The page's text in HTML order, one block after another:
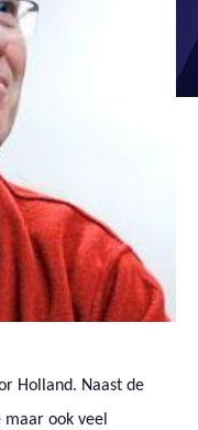
Holland. Naast de
ook veel